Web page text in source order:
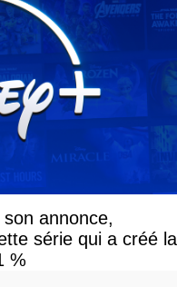
annonce,
série qui a créé la
%